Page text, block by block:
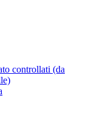
controllati (da